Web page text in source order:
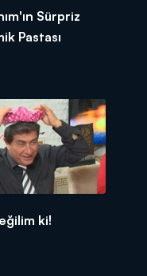
Sürpriz
Pastası
ki!